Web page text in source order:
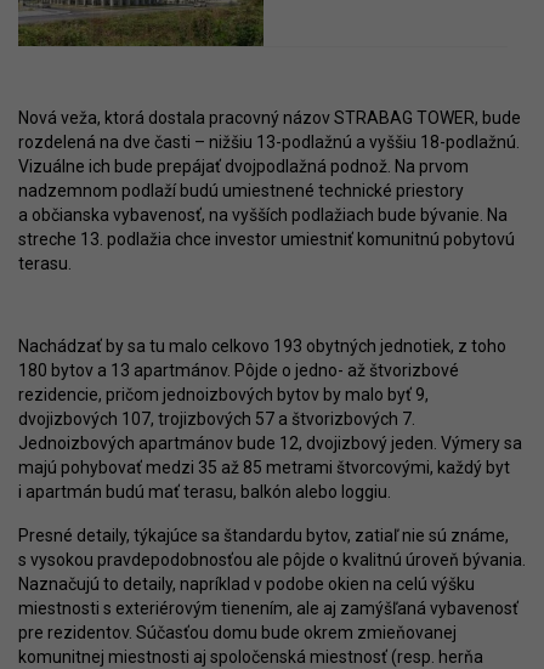
Nová veža, ktorá dostala pracovný názov STRABAG TOWER, bude
rozdelená na dve časti – nižšiu 13-podlažnú a vyššiu 18-podlažnú.
Vizuálne ich bude prepájať dvojpodlažná podnož. Na prvom
nadzemnom podlaží budú umiestnené technické priestory
a občianska vybavenosť, na vyšších podlažiach bude bývanie. Na
streche 13. podlažia chce investor umiestniť komunitnú pobytovú
terasu.
Nachádzať by sa tu malo celkovo 193 obytných jednotiek, z toho
180 bytov a 13 apartmánov. Pôjde o jedno- až štvorizbové
rezidencie, pričom jednoizbových bytov by malo byť 9,
dvojizbových 107, trojizbových 57 a štvorizbových 7.
Jednoizbových apartmánov bude 12, dvojizbový jeden. Výmery sa
majú pohybovať medzi 35 až 85 metrami štvorcovými, každý byt
i apartmán budú mať terasu, balkón alebo loggiu.
Presné detaily, týkajúce sa štandardu bytov, zatiaľ nie sú známe,
s vysokou pravdepodobnosťou ale pôjde o kvalitnú úroveň bývania.
Naznačujú to detaily, napríklad v podobe okien na celú výšku
miestnosti s exteriérovým tienením, ale aj zamýšľaná vybavenosť
pre rezidentov. Súčasťou domu bude okrem zmieňovanej
komunitnej miestnosti aj spoločenská miestnosť (resp. herňa